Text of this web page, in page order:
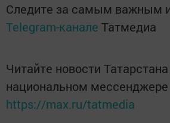
Следите за самым важным
Telegram-канале Татмедиа
Читайте новости
национальном
https://max.ru/tatmedia